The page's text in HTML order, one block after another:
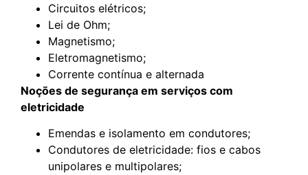
Circuitos elétricos;
Lei de Ohm;
Magnetismo;
Eletromagnetismo;
Corrente contínua e alternada
Noções de segurança em serviços com
eletricidade
Emendas e isolamento em condutores;
Condutores de eletricidade: fios e cabos
unipolares e multipolares;